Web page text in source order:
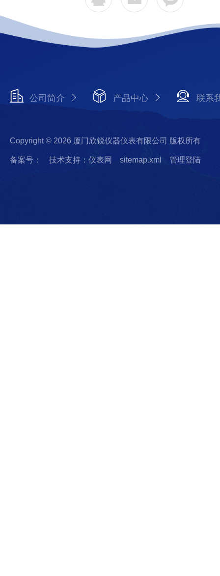
公司简介 产品中心 联系
Copyright © 2026 厦门欣锐仪器仪表有限公司 版权所有
备案号： 技术支持：仪表网 sitemap.xml 管理登陆